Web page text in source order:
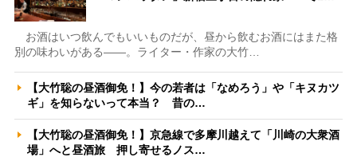
お酒はいつ飲んでもいいものだが、昼から飲むお酒にはまた格
別の味わいがある――。ライター・作家の大竹…
【大竹聡の昼酒御免！】今の若者は「なめろう」や「キヌカツ
ギ」を知らないって本当？ 昔の…
【大竹聡の昼酒御免！】京急線で多摩川越えて「川崎の大衆酒
場」へと昼酒旅 押し寄せるノス…